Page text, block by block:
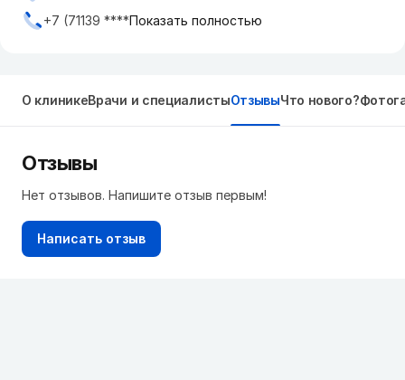
+7 (71139 ****Показать полностью
О клиникеВрачи и специалистыОтзывыЧто нового?
Отзывы
Нет отзывов. Напишите отзыв первым!
Написать отзыв